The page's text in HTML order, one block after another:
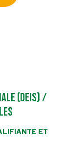
(DEIS) /
ET